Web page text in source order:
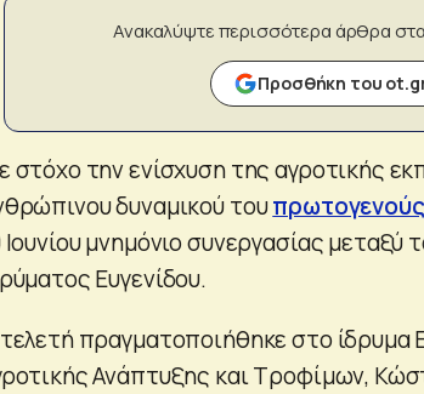
Ανακαλύψτε περισσότερα άρθρα
Προσθήκη του
στόχο την ενίσχυση της αγροτικής
δυναμικού του
Ιουνίου μνημόνιο συνεργασίας
Ευγενίδου.
πραγματοποιήθηκε στο ίδρυμα
Ανάπτυξης και Τροφίμων,